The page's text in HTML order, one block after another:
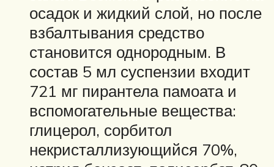
осадок и жидкий слой, но после
взбалтывания средство
становится однородным. В
состав 5 мл суспензии входит
721 мг пирантела памоата и
вспомогательные вещества:
глицерол, сорбитол
некристаллизующийся 70%,